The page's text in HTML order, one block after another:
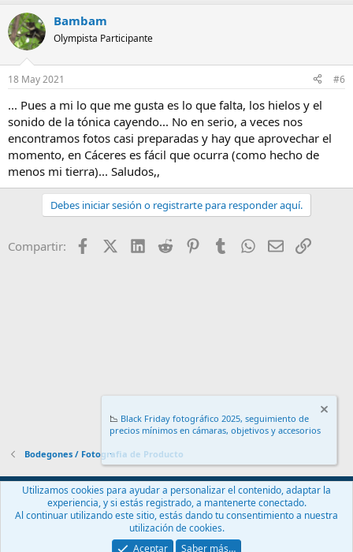
Bambam
Olympista Participante
18 May 2021 #6
... Pues a mi lo que me gusta es lo que falta, los hielos y el
sonido de la tónica cayendo... No en serio, a veces nos
encontramos fotos casi preparadas y hay que aprovechar el
momento, en Cáceres es fácil que ocurra (como hecho de
menos mi tierra)... Saludos,,
Debes iniciar sesión o registrarte para responder aquí.
Compartir: FacebookX (Twitter)
LinkedIn
Reddit PinterestTumblr WhatsApp
EmailEnlace
Bodegones / Fotografia de Producto
Español (ES)
Contáctanos
Términos y reglas Política de privacidad
Ayuda
📉 Black Friday fotográfico 2025, seguimiento de
precios mínimos en cámaras, objetivos y accesorios
.
Utilizamos cookies para ayudar a personalizar el contenido, adaptar la
experiencia, y si estás registrado, a mantenerte conectado.
Al continuar utilizando este sitio, estás dando tu consentimiento a nuestra
utilización de cookies.
Aceptar
Saber más…